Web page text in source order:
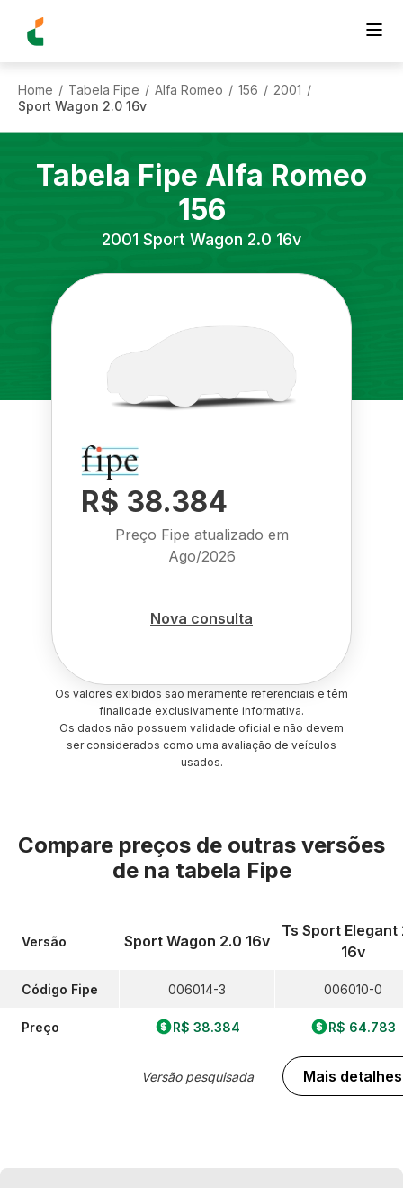
Home / Tabela Fipe / Alfa Romeo / 156 / 2001 /
Sport Wagon 2.0 16v
Tabela Fipe Alfa Romeo
156
2001 Sport Wagon 2.0 16v
R$ 38.384
Preço Fipe atualizado em
Ago/2026
Nova consulta
Os valores exibidos são meramente referenciais e têm
finalidade exclusivamente informativa.
Os dados não possuem validade oficial e não devem
ser considerados como uma avaliação de veículos
usados.
Compare preços de outras versões
de na tabela Fipe
Versão
Código Fipe
Preço
Sport Wagon 2.0 16v
006014-3
R$ 38.384
Versão pesquisada
Ts Sport Elegant
16v
006010-0
R$ 64.783
Mais detalhes